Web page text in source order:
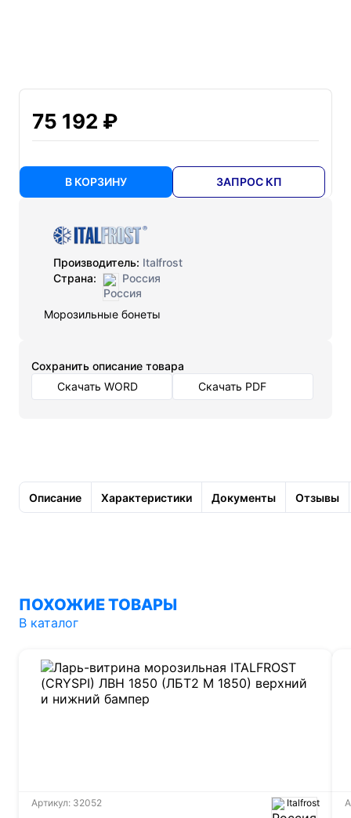
75 192 ₽
В КОРЗИНУ ЗАПРОС КП
Производитель: Italfrost
Страна:
Россия
Морозильные бонеты
Cохранить описание товара
Скачать WORD
Скачать PDF
Описание Характеристики Документы Отзывы
ПОХОЖИЕ ТОВАРЫ
В каталог
Артикул: 32052 Italfrost